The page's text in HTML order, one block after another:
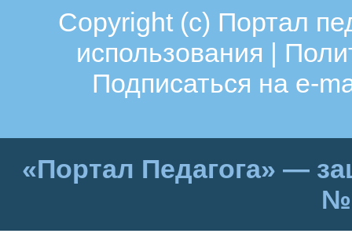
Copyright (c) Портал
использования |
Подписаться на e-
«Портал Педагога» —